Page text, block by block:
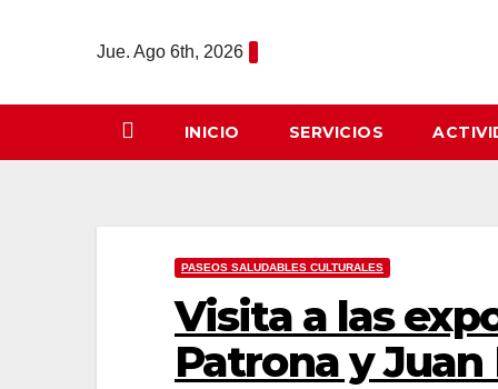
Jue. Ago 6th, 2026
INICIO SERVICIOS
PASEOS SALUDABLES CULTURALES
Visita a las
Patrona y Juan